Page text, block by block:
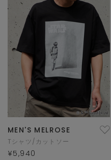
MEN'S MELROSE
Tシャツ/カットソー
¥5,940